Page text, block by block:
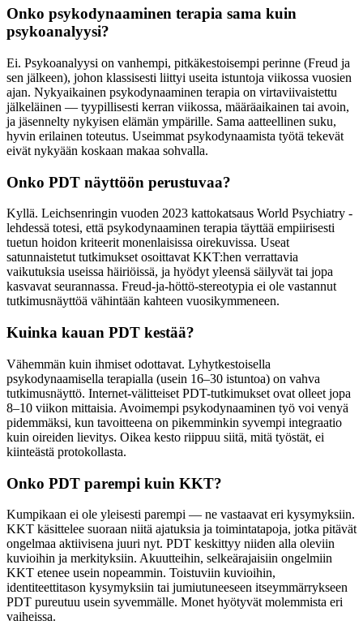
Onko psykodynaaminen terapia sama kuin
psykoanalyysi?
Ei. Psykoanalyysi on vanhempi, pitkäkestoisempi perinne (Freud ja
sen jälkeen), johon klassisesti liittyi useita istuntoja viikossa vuosien
ajan. Nykyaikainen psykodynaaminen terapia on virtaviivaistettu
jälkeläinen — tyypillisesti kerran viikossa, määräaikainen tai avoin,
ja jäsennelty nykyisen elämän ympärille. Sama aatteellinen suku,
hyvin erilainen toteutus. Useimmat psykodynaamista työtä tekevät
eivät nykyään koskaan makaa sohvalla.
Onko PDT näyttöön perustuvaa?
Kyllä. Leichsenringin vuoden 2023 kattokatsaus World Psychiatry -
lehdessä totesi, että psykodynaaminen terapia täyttää empiirisesti
tuetun hoidon kriteerit monenlaisissa oirekuvissa. Useat
satunnaistetut tutkimukset osoittavat KKT:hen verrattavia
vaikutuksia useissa häiriöissä, ja hyödyt yleensä säilyvät tai jopa
kasvavat seurannassa. Freud-ja-höttö-stereotypia ei ole vastannut
tutkimusnäyttöä vähintään kahteen vuosikymmeneen.
Kuinka kauan PDT kestää?
Vähemmän kuin ihmiset odottavat. Lyhytkestoisella
psykodynaamisella terapialla (usein 16–30 istuntoa) on vahva
tutkimusnäyttö. Internet-välitteiset PDT-tutkimukset ovat olleet jopa
8–10 viikon mittaisia. Avoimempi psykodynaaminen työ voi venyä
pidemmäksi, kun tavoitteena on pikemminkin syvempi integraatio
kuin oireiden lievitys. Oikea kesto riippuu siitä, mitä työstät, ei
kiinteästä protokollasta.
Onko PDT parempi kuin KKT?
Kumpikaan ei ole yleisesti parempi — ne vastaavat eri kysymyksiin.
KKT käsittelee suoraan niitä ajatuksia ja toimintatapoja, jotka pitävät
ongelmaa aktiivisena juuri nyt. PDT keskittyy niiden alla oleviin
kuvioihin ja merkityksiin. Akuutteihin, selkeärajaisiin ongelmiin
KKT etenee usein nopeammin. Toistuviin kuvioihin,
identiteettitason kysymyksiin tai jumiutuneeseen itseymmärrykseen
PDT pureutuu usein syvemmälle. Monet hyötyvät molemmista eri
vaiheissa.